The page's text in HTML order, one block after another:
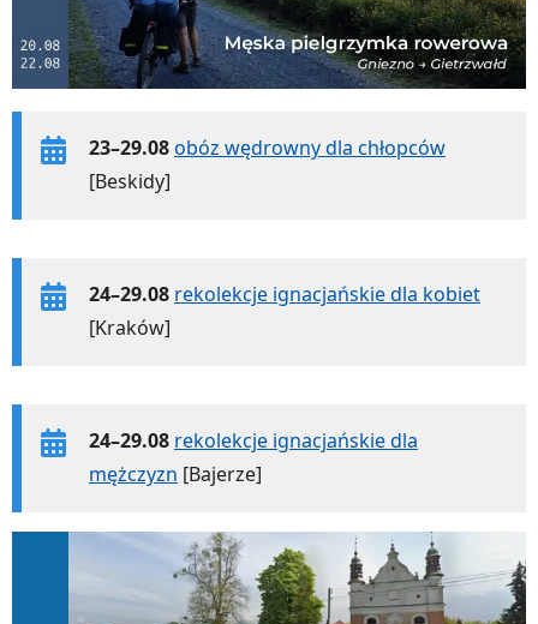
23–29.08obóz wędrowny dla chłopców
[Beskidy]
24–29.08 rekolekcje ignacjańskie dla kobiet
[Kraków]
24–29.08 rekolekcje ignacjańskie dla
mężczyzn [Bajerze]